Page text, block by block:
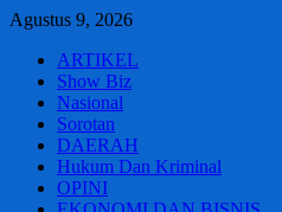
Skip
content
Agustus 9, 2026
ARTIKEL
Show Biz
Nasional
Sorotan
DAERAH
Hukum Dan Kriminal
OPINI